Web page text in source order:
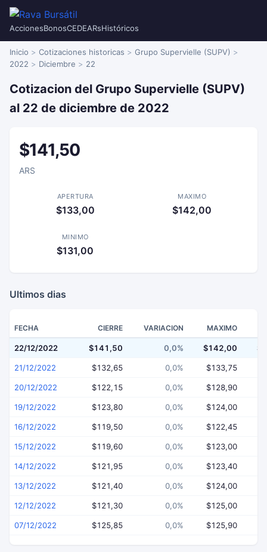
AccionesBonosCEDEARsHistóricos
Inicio Cotizaciones historicas
Grupo Supervielle (SUPV)
2022
Diciembre 22
Cotizacion del Grupo Supervielle (SUPV)
al 22 de diciembre de 2022
$141,50
ARS
APERTURA
$133,00
MAXIMO
$142,00
MINIMO
$131,00
Ultimos dias
FECHA CIERRE VARIACION MAXIMO
22/12/2022 $141,50 0,0% $142,00
21/12/2022 $132,65 0,0% $133,75
20/12/2022 $122,15 0,0% $128,90
19/12/2022 $123,80 0,0% $124,00
16/12/2022 $119,50 0,0% $122,45
15/12/2022 $119,60 0,0% $123,00
14/12/2022 $121,95 0,0% $123,40
13/12/2022 $121,40 0,0% $124,00
12/12/2022 $121,30 0,0% $125,00
07/12/2022 $125,85 0,0% $125,90